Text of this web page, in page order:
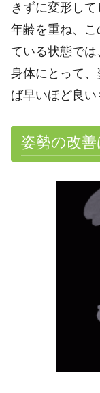
きずに変形して
年齢を重ね、
ている状態では
身体にとって
ば早いほど良い
姿勢の改善